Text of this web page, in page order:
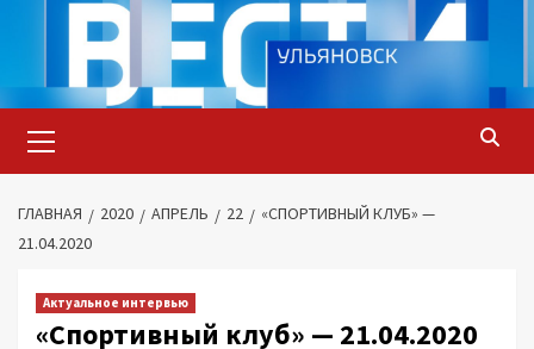
содержимому
меню
ГЛАВНАЯ 2020 АПРЕЛЬ 22
«СПОРТИВНЫЙ КЛУБ» —
21.04.2020
Актуальное интервью
«Спортивный клуб» — 21.04.2020